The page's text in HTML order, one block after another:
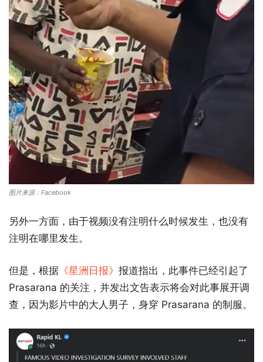
图片来源：Facebook
另外一方面，由于视频没有注明什么时候发生，也没有
注明在哪里发生。
但是，根据 《星洲日报》 报道指出，此事件已经引起了
Prasarana 的关注，并发出文告表示将会对此事展开调
查，因为影片中的大人男子，身穿 Prasarana 的制服。